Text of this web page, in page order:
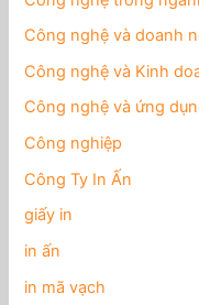
Công nghệ và doanh
Công nghệ và Kinh
Công nghệ và ứng
Công nghiệp
Công Ty In Ấn
giấy in
in ấn
in mã vạch